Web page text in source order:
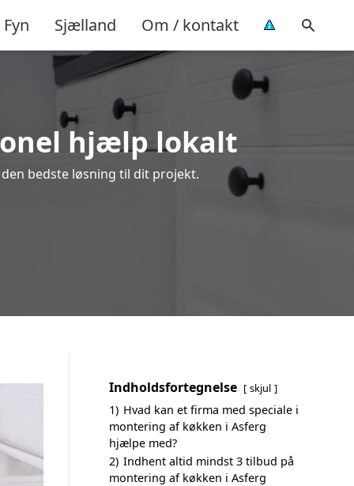
Fyn Sjælland Om / kontakt
hjælp lokalt
bedste løsning til dit projekt.
Indholdsfortegnelse skjul
1) Hvad kan et firma med speciale i
montering af køkken i Asferg
hjælpe med?
2) Indhent altid mindst 3 tilbud på
montering af køkken i Asferg